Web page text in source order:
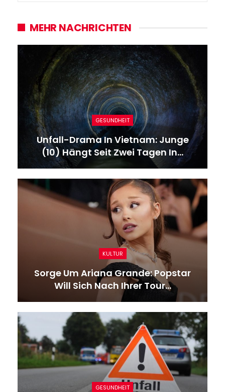
MEHR NACHRICHTEN
GESUNDHEIT
Unfall-Drama In Vietnam: Junge
(10) Hängt Seit Zwei Tagen In…
KULTUR
Sorge Um Ariana Grande: Popstar
Will Sich Nach Ihrer Tour…
GESUNDHEIT